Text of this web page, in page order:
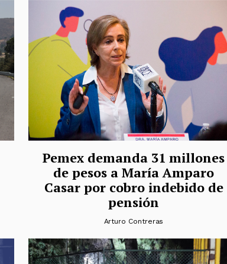
Pemex demanda 31 millones
de pesos a María Amparo
Casar por cobro indebido de
pensión
Arturo Contreras